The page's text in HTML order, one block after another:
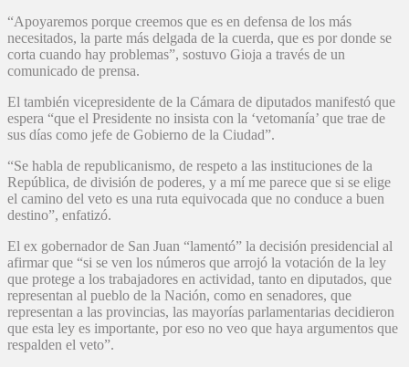
“Apoyaremos porque creemos que es en defensa de los más
necesitados, la parte más delgada de la cuerda, que es por donde se
corta cuando hay problemas”, sostuvo Gioja a través de un
comunicado de prensa.
El también vicepresidente de la Cámara de diputados manifestó que
espera “que el Presidente no insista con la ‘vetomanía’ que trae de
sus días como jefe de Gobierno de la Ciudad”.
“Se habla de republicanismo, de respeto a las instituciones de la
República, de división de poderes, y a mí me parece que si se elige
el camino del veto es una ruta equivocada que no conduce a buen
destino”, enfatizó.
El ex gobernador de San Juan “lamentó” la decisión presidencial al
afirmar que “si se ven los números que arrojó la votación de la ley
que protege a los trabajadores en actividad, tanto en diputados, que
representan al pueblo de la Nación, como en senadores, que
representan a las provincias, las mayorías parlamentarias decidieron
que esta ley es importante, por eso no veo que haya argumentos que
respalden el veto”.